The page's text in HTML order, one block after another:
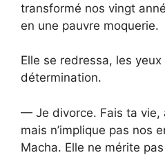
transformé nos vingt
en une pauvre moquerie.
Elle se redressa, les
détermination.
— Je divorce. Fais ta vie,
mais n’implique pas nos
Macha. Elle ne mérite